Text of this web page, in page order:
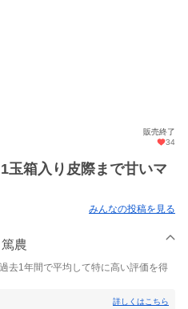
販売終了
34
玉箱入り皮際まで甘いマ
みんなの投稿を見る
農
去1年間で平均して特に高い評価を得
詳しくはこちら